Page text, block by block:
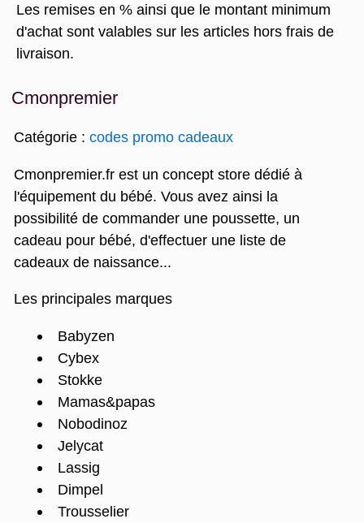
Les remises en % ainsi que le montant minimum
d'achat sont valables sur les articles hors frais de
livraison.
Cmonpremier
Catégorie : codes promo cadeaux
Cmonpremier.fr est un concept store dédié à
l'équipement du bébé. Vous avez ainsi la
possibilité de commander une poussette, un
cadeau pour bébé, d'effectuer une liste de
cadeaux de naissance...
Les principales marques
Babyzen
Cybex
Stokke
Mamas&papas
Nobodinoz
Jelycat
Lassig
Dimpel
Trousselier